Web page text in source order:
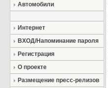
Автомобили
Интернет
ВХОД/Напоминание пароля
Регистрация
О проекте
Размещение пресс-релизов